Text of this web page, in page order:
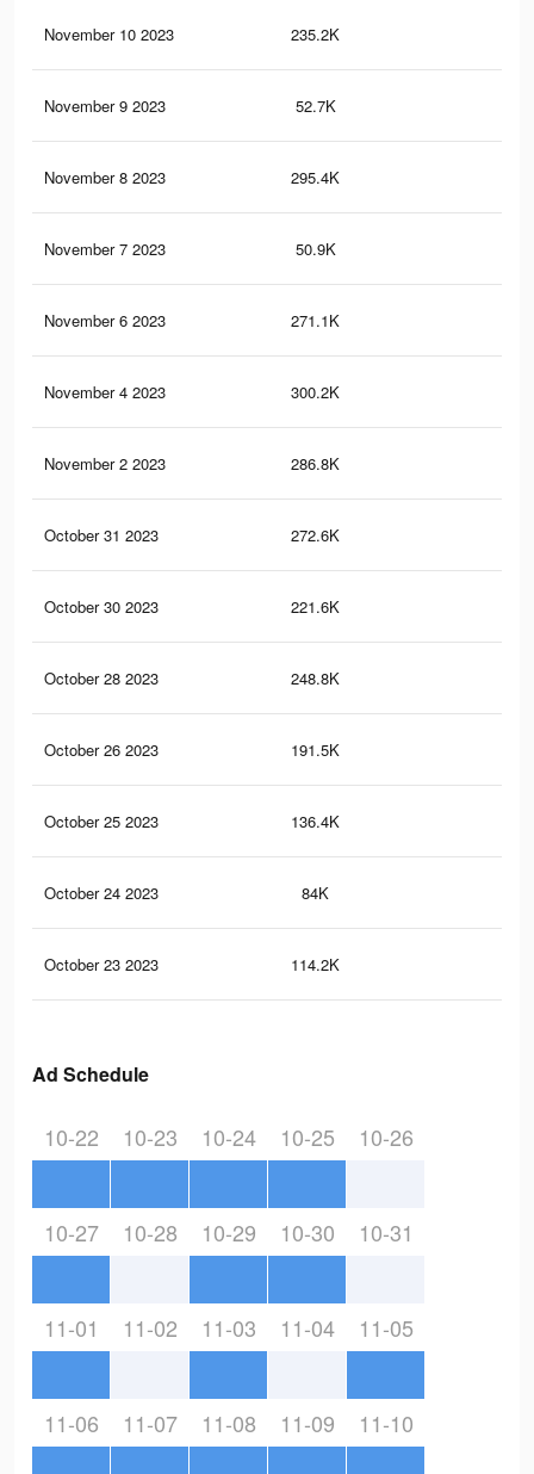
November 10 2023 235.2K
November 9 2023 52.7K
November 8 2023 295.4K
November 7 2023 50.9K
November 6 2023 271.1K
November 4 2023 300.2K
November 2 2023 286.8K
October 31 2023 272.6K
October 30 2023 221.6K
October 28 2023 248.8K
October 26 2023 191.5K
October 25 2023 136.4K
October 24 2023 84K
October 23 2023 114.2K
Ad Schedule
10-22 10-23 10-24 10-25 10-26
10-27 10-28 10-29 10-30 10-31
11-01 11-02 11-03 11-04 11-05
11-06 11-07 11-08 11-09 11-10